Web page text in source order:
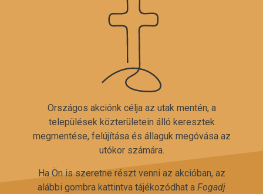
Országos akciónk célja az utak mentén, a
települések közterületein álló keresztek
megmentése, felújítása és állaguk megóvása az
utókor számára.
Ha Ön is szeretne részt venni az akcióban, az
alábbi gombra kattintva tájékozódhat a Fogadj